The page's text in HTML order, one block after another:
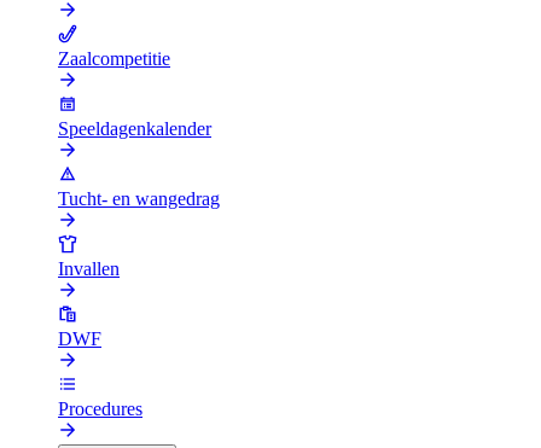
Zaalcompetitie
Speeldagenkalender
Tucht- en wangedrag
Invallen
DWF
Procedures